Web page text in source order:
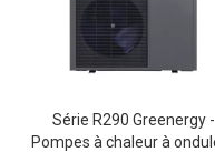
Série R290 Greenergy -
Pompes à chaleur à